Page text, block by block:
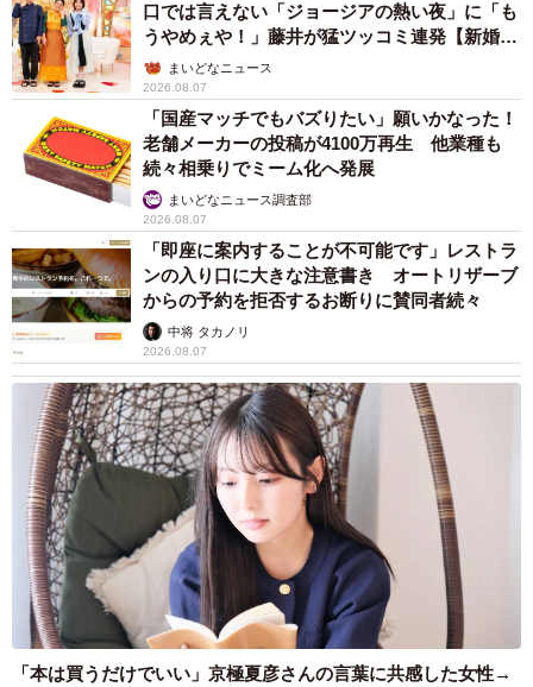
口では言えない「ジョージアの熱い夜」に「も
うやめぇや！」藤井が猛ツッコミ連発【新婚さ
ん】まいどなニュース
2026.08.07
「国産マッチでもバズりたい」願いかなった！
老舗メーカーの投稿が4100万再生 他業種も
続々相乗りでミーム化へ発展
まいどなニュース調査部
2026.08.07
「即座に案内することが不可能です」レストラ
ンの入り口に大きな注意書き オートリザーブ
からの予約を拒否するお断りに賛同者続々
中将 タカノリ
2026.08.07
「本は買うだけでいい」京極夏彦さんの言葉に共感した女性→